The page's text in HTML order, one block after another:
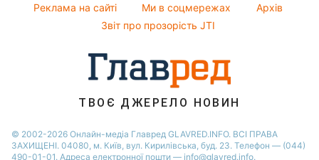
Новини Рівного
Новини Запоріжжя
Новини Одеси
Усе про шоу-бізнес
Реклама на сайті
Ми в соцмережах
Архів
Звіт про прозорість JTI
ТВОЄ ДЖЕРЕЛО НОВИН
© 2002-2026 Онлайн-медіа Главред GLAVRED.INFO. ВСІ ПРАВА
ЗАХИЩЕНІ. 04080, м. Київ, вул. Кирилівська, буд. 23. Телефон — (044)
490-01-01. Адреса електронної пошти — info@glavred.info.